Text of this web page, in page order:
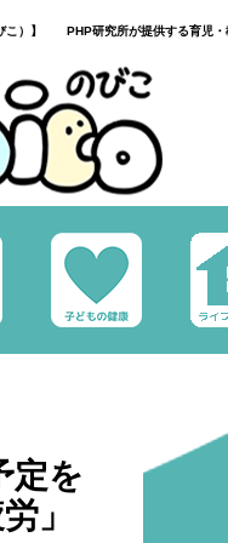
こ）】 PHP研究所が提供する育児・
定を
」